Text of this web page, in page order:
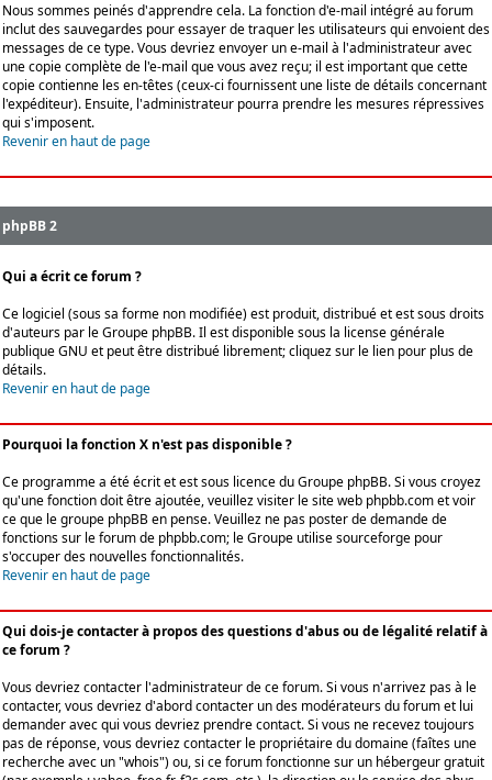
Nous sommes peinés d'apprendre cela. La fonction d'e-mail intégré au forum
inclut des sauvegardes pour essayer de traquer les utilisateurs qui envoient des
messages de ce type. Vous devriez envoyer un e-mail à l'administrateur avec
une copie complète de l'e-mail que vous avez reçu; il est important que cette
copie contienne les en-têtes (ceux-ci fournissent une liste de détails concernant
l'expéditeur). Ensuite, l'administrateur pourra prendre les mesures répressives
qui s'imposent.
Revenir en haut de page
phpBB 2
Qui a écrit ce forum ?
Ce logiciel (sous sa forme non modifiée) est produit, distribué et est sous droits
d'auteurs par leGroupe phpBB. Il est disponible sous la license générale
publique GNU et peut être distribué librement; cliquez sur le lien pour plus de
détails.
Revenir en haut de page
Pourquoi la fonction X n'est pas disponible ?
Ce programme a été écrit et est sous licence du Groupe phpBB. Si vous croyez
qu'une fonction doit être ajoutée, veuillez visiter le site web phpbb.com et voir
ce que le groupe phpBB en pense. Veuillez ne pas poster de demande de
fonctions sur le forum de phpbb.com; le Groupe utilise sourceforge pour
s'occuper des nouvelles fonctionnalités.
Revenir en haut de page
Qui dois-je contacter à propos des questions d'abus ou de légalité relatif à
ce forum ?
Vous devriez contacter l'administrateur de ce forum. Si vous n'arrivez pas à le
contacter, vous devriez d'abord contacter un des modérateurs du forum et lui
demander avec qui vous devriez prendre contact. Si vous ne recevez toujours
pas de réponse, vous devriez contacter le propriétaire du domaine (faîtes une
recherche avec un "whois") ou, si ce forum fonctionne sur un hébergeur gratuit